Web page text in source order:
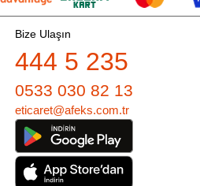
Bize Ulaşın
444 5 235
0533 030 82 13
eticaret@afeks.com.tr